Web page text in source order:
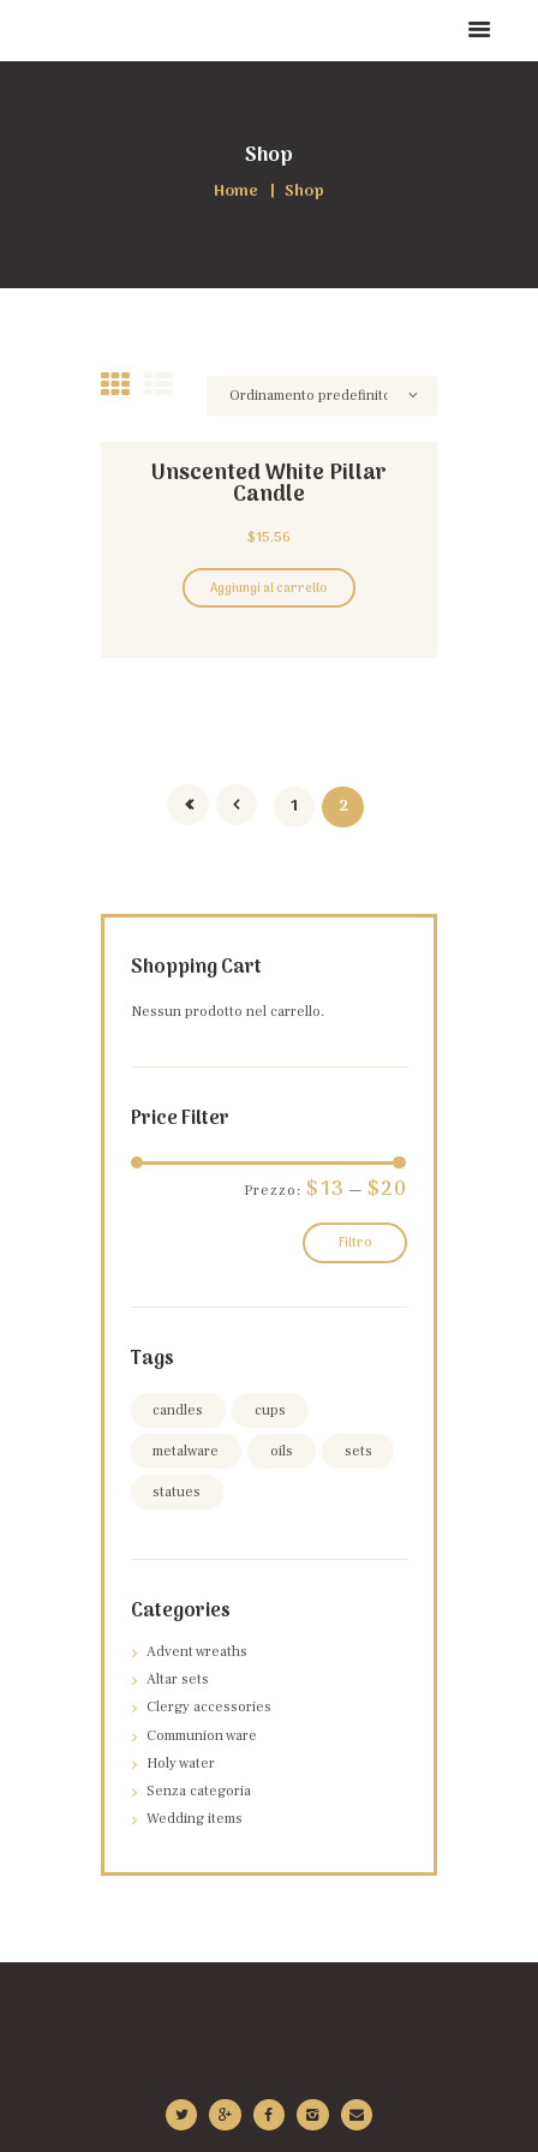
Shop
Home Shop
Unscented White Pillar
Candle
$15.56
Aggiungi al carrello
1 2
Shopping Cart
Nessun prodotto nel carrello.
Price Filter
Filtro
Prezzo:$13 —$20
Tags
candles cups
metalware oils sets
statues
Categories
Advent wreaths
Altar sets
Clergy accessories
Communion ware
Holy water
Senza categoria
Wedding items